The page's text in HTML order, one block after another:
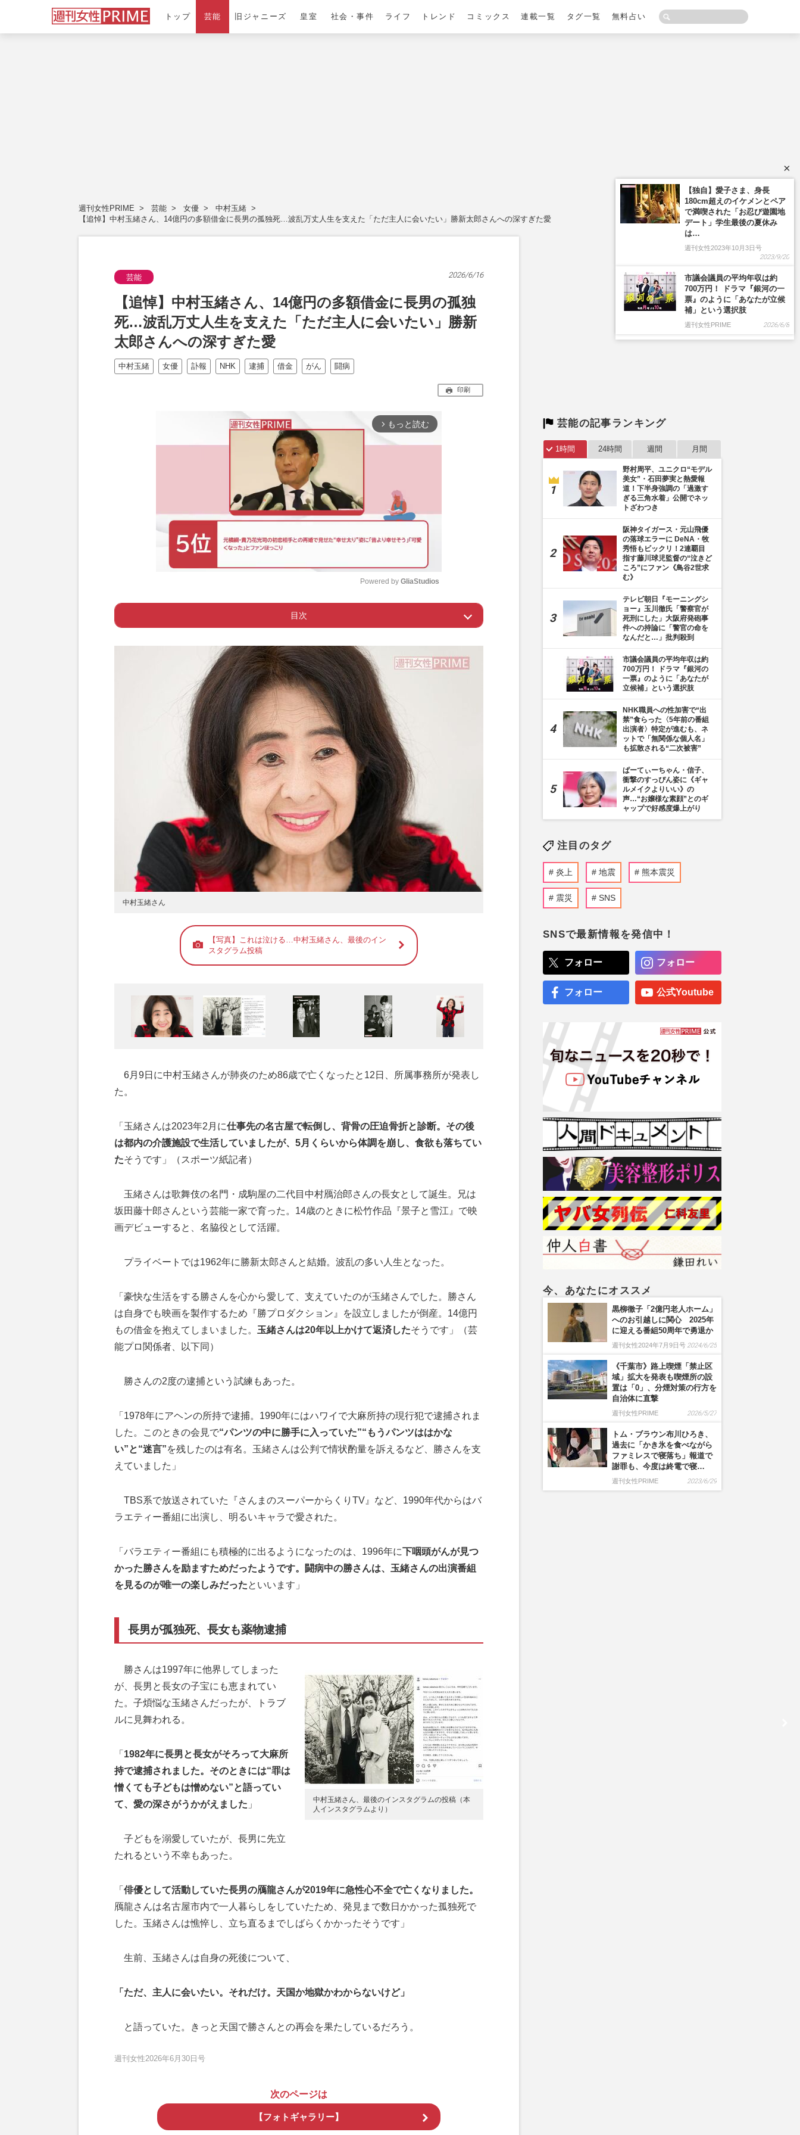
トップ 芸能 旧ジャニーズ 皇室 社会・事件 ライフ トレンド コミックス 連載一覧 タグ一覧 無料占い
週刊女性PRIME 芸能 女優
中村玉緒
【追悼】中村玉緒さん、14億円の多額借金に長男の孤独死…波乱万丈人生を支えた「ただ主人に会いたい」勝新太郎さんへの深すぎた愛
芸能 2026/6/16
【追悼】中村玉緒さん、14億円の多額借金に長男の孤独
死…波乱万丈人生を支えた「ただ主人に会いたい」勝新
太郎さんへの深すぎた愛
中村玉緒 女優 訃報 NHK 逮捕 借金 がん 闘病
印刷
arrow_forward_ios もっと読む
t
Powered by GliaStudios
目次
Page 1 ー 長男が孤独死、長女も薬物逮捕
中村玉緒さん
【写真】これは泣ける…中村玉緒さん、最後のイン
スタグラム投稿
6月9日に中村玉緒さんが肺炎のため86歳で亡くなったと12日、所属事務所が発表し
た。
「玉緒さんは2023年2月に仕事先の名古屋で転倒し、背骨の圧迫骨折と診断。その後
は都内の介護施設で生活していましたが、5月くらいから体調を崩し、食欲も落ちてい
たそうです」（スポーツ紙記者）
玉緒さんは歌舞伎の名門・成駒屋の二代目中村鴈治郎さんの長女として誕生。兄は
坂田藤十郎さんという芸能一家で育った。14歳のときに松竹作品『景子と雪江』で映
画デビューすると、名脇役として活躍。
プライベートでは1962年に勝新太郎さんと結婚。波乱の多い人生となった。
「豪快な生活をする勝さんを心から愛して、支えていたのが玉緒さんでした。勝さん
は自身でも映画を製作するため『勝プロダクション』を設立しましたが倒産。14億円
もの借金を抱えてしまいました。 玉緒さんは20年以上かけて返済したそうです」（芸
能プロ関係者、以下同）
勝さんの2度の逮捕という試練もあった。
「1978年にアヘンの所持で逮捕。1990年にはハワイで大麻所持の現行犯で逮捕されま
した。このときの会見で“パンツの中に勝手に入っていた”“もうパンツははかな
い”と“迷言”を残したのは有名。玉緒さんは公判で情状酌量を訴えるなど、勝さんを支
えていました」
TBS系で放送されていた『さんまのスーパーからくりTV』など、1990年代からはバ
ラエティー番組に出演し、明るいキャラで愛された。
「バラエティー番組にも積極的に出るようになったのは、1996年に下咽頭がんが見つ
かった勝さんを励ますためだったようです。闘病中の勝さんは、玉緒さんの出演番組
を見るのが唯一の楽しみだったといいます」
長男が孤独死、長女も薬物逮捕
中村玉緒さん、最後のインスタグラムの投稿（本
人インスタグラムより）
勝さんは1997年に他界してしまった
が、長男と長女の子宝にも恵まれてい
た。子煩悩な玉緒さんだったが、トラブ
ルに見舞われる。
「 1982年に長男と長女がそろって大麻所
持で逮捕されました。そのときには“罪は
憎くても子どもは憎めない”と語ってい
て、愛の深さがうかがえました 」
子どもを溺愛していたが、長男に先立
たれるという不幸もあった。
「 俳優として活動していた長男の鴈龍さんが2019年に急性心不全で亡くなりました。
鴈龍さんは名古屋市内で一人暮らしをしていたため、発見まで数日かかった孤独死で
した。玉緒さんは憔悴し、立ち直るまでしばらくかかったそうです」
生前、玉緒さんは自身の死後について、
「ただ、主人に会いたい。それだけ。天国か地獄かわからないけど」
と語っていた。きっと天国で勝さんとの再会を果たしているだろう。
週刊女性2026年6月30日号
次のページは
【フォトギャラリー】
芸能の記事ランキング
1時間 24時間 週間 月間
野村周平、ユニクロ“モデル
美女”・石田夢実と熱愛報
道！下半身強調の「過激す
ぎる三角水着」公開でネッ
トざわつき
阪神タイガース・元山飛優
の落球エラーに DeNA・牧
秀悟もビックリ！2連覇目
指す藤川球児監督の“泣きど
ころ”にファン《鳥谷2世求
む》
テレビ朝日『モーニングシ
ョー』玉川徹氏「警察官が
死刑にした」大阪府発砲事
件への持論に「警官の命を
なんだと…」批判殺到
市議会議員の平均年収は約
700万円！ ドラマ『銀河の
一票』のように「あなたが
立候補」という選択肢
NHK職員への性加害で“出
禁”食らった〈5年前の番組
出演者〉特定が進むも、ネ
ットで「無関係な個人名」
も拡散される“二次被害”
ぱーてぃーちゃん・信子、
衝撃のすっぴん姿に《ギャ
ルメイクよりいい》の
声…“お嬢様な素顔”とのギ
ャップで好感度爆上がり
注目のタグ
炎上 地震 熊本震災
震災 SNS
SNSで最新情報を発信中！
フォロー フォロー
フォロー 公式Youtube
今、あなたにオススメ
黒柳徹子「2億円老人ホーム」
へのお引越しに関心 2025年
に迎える番組50周年で勇退か
週刊女性2024年7月9日号 2024/6/25
《千葉市》路上喫煙「禁止区
域」拡大を発表も喫煙所の設
置は「0」、分煙対策の行方を
自治体に直撃
週刊女性PRIME 2026/5/27
トム・ブラウン布川ひろき、
過去に「かき氷を食べながら
ファミレスで寝落ち」報道で
謝罪も、今度は終電で寝…
週刊女性PRIME 2023/6/29
×